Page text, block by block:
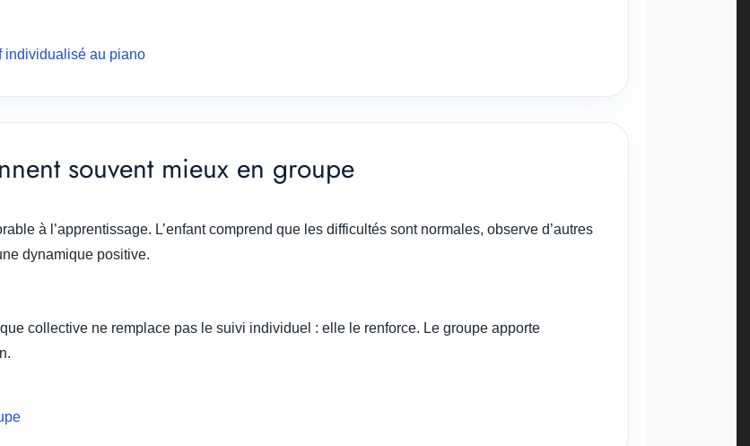
individualisé au piano
souvent mieux en groupe
à l’apprentissage. L’enfant comprend que les difficultés sont normales, observe d’autres
dynamique positive.
collective ne remplace pas le suivi individuel : elle le renforce. Le groupe apporte